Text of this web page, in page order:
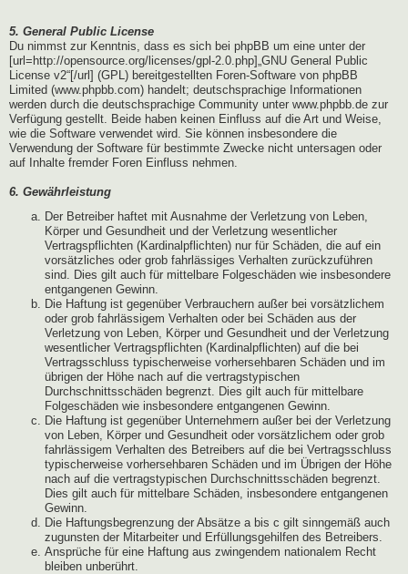
5. General Public License
Du nimmst zur Kenntnis, dass es sich bei phpBB um eine unter der
[url=http://opensource.org/licenses/gpl-2.0.php]„GNU General Public
License v2“[/url] (GPL) bereitgestellten Foren-Software von phpBB
Limited (www.phpbb.com) handelt; deutschsprachige Informationen
werden durch die deutschsprachige Community unter www.phpbb.de zur
Verfügung gestellt. Beide haben keinen Einfluss auf die Art und Weise,
wie die Software verwendet wird. Sie können insbesondere die
Verwendung der Software für bestimmte Zwecke nicht untersagen oder
auf Inhalte fremder Foren Einfluss nehmen.
6. Gewährleistung
Der Betreiber haftet mit Ausnahme der Verletzung von Leben,
Körper und Gesundheit und der Verletzung wesentlicher
Vertragspflichten (Kardinalpflichten) nur für Schäden, die auf ein
vorsätzliches oder grob fahrlässiges Verhalten zurückzuführen
sind. Dies gilt auch für mittelbare Folgeschäden wie insbesondere
entgangenen Gewinn.
Die Haftung ist gegenüber Verbrauchern außer bei vorsätzlichem
oder grob fahrlässigem Verhalten oder bei Schäden aus der
Verletzung von Leben, Körper und Gesundheit und der Verletzung
wesentlicher Vertragspflichten (Kardinalpflichten) auf die bei
Vertragsschluss typischerweise vorhersehbaren Schäden und im
übrigen der Höhe nach auf die vertragstypischen
Durchschnittsschäden begrenzt. Dies gilt auch für mittelbare
Folgeschäden wie insbesondere entgangenen Gewinn.
Die Haftung ist gegenüber Unternehmern außer bei der Verletzung
von Leben, Körper und Gesundheit oder vorsätzlichem oder grob
fahrlässigem Verhalten des Betreibers auf die bei Vertragsschluss
typischerweise vorhersehbaren Schäden und im Übrigen der Höhe
nach auf die vertragstypischen Durchschnittsschäden begrenzt.
Dies gilt auch für mittelbare Schäden, insbesondere entgangenen
Gewinn.
Die Haftungsbegrenzung der Absätze a bis c gilt sinngemäß auch
zugunsten der Mitarbeiter und Erfüllungsgehilfen des Betreibers.
Ansprüche für eine Haftung aus zwingendem nationalem Recht
bleiben unberührt.